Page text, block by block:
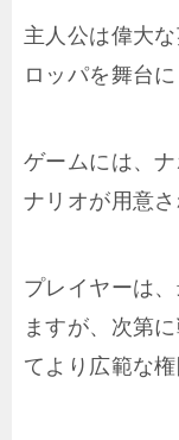
主人公は偉大
ロッパを舞台
ゲームには、
ナリオが用意さ
プレイヤーは
ますが、次第
てより広範な